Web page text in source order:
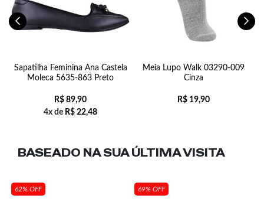
Sapatilha Feminina Ana Castela
Moleca 5635-863 Preto
R$ 89,90
4x de R$ 22,48
Meia Lupo Walk 03290-009
Cinza
R$ 19,90
BASEADO NA SUAÚLTIMA VISITA
62% OFF 69% OFF